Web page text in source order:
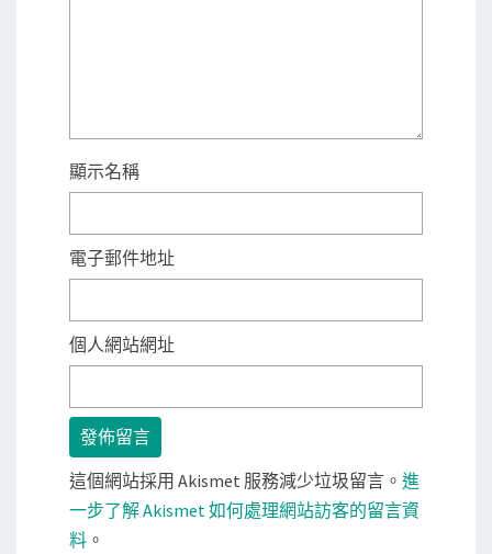
顯示名稱
電子郵件地址
個人網站網址
這個網站採用 Akismet 服務減少垃圾留言。 進
一步了解 Akismet 如何處理網站訪客的留言資
料 。